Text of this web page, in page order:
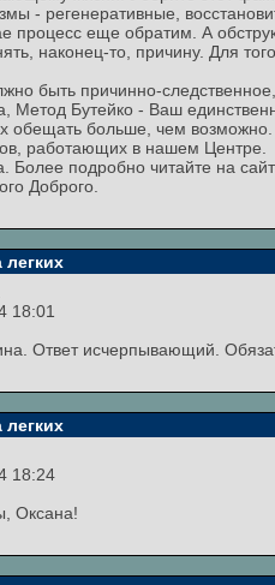
- регенеративные,
процесс еще обратим. А
наконец-то, причину. Для
быть причинно-
Метод Бутейко - Ваш
обещать больше, чем
работающих в нашем Центре.
Более подробно читайте на
Доброго.
18:01
Ответ исчерпывающий.
18:24
Оксана!